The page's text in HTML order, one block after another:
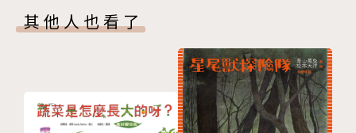
英國最暢銷的兒童作家之一。於2005年兩次榮獲諾丁
漢兒童圖書獎(Nottingham Children’s Book Awar
d)，並於2004年和2001年兩次獲得兒童圖書團體聯合
會獎(Federation of Children’s Book Groups Priz
e)。他古怪幽默的故事深受數百萬孩子的歡迎，繪本銷
售量超過200萬本。他畢業於英國的肯特大學，除了擁
其他人也看了